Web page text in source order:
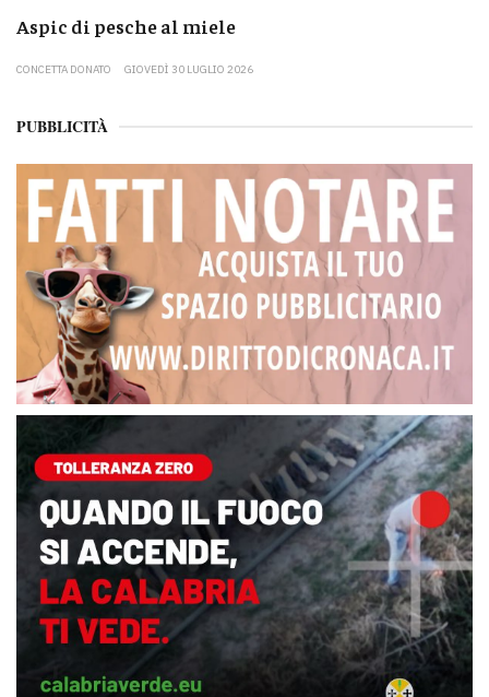
Aspic di pesche al miele
CONCETTA DONATO GIOVEDÌ 30 LUGLIO 2026
PUBBLICITÀ